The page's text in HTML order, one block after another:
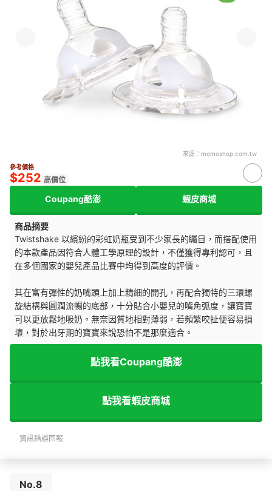
來源： momoshop.com.tw
參考價格
$252 高價位
Coupang酷澎 蝦皮商城
商品摘要
Twistshake 以繽紛的彩虹奶瓶受到不少家長的矚目，而搭配使用
的本款產品因符合人體工學原理的設計，不僅獲得專利認可，且
在多個國家的嬰兒產品比賽中均得到高度的評價。
其在富有彈性的奶嘴頭上加上精細的開孔，再配合獨特的三環螺
旋結構與圓潤流暢的底部，十分貼合小嬰兒的嘴角弧度，讓寶寶
可以更放鬆地吸奶。無奈因質地相對薄弱，若頻繁咬扯便容易損
壞，對於出牙期的寶寶來說恐怕不是那麼適合。
點我看Coupang酷澎
點我看蝦皮商城
資訊錯誤回報
No.8